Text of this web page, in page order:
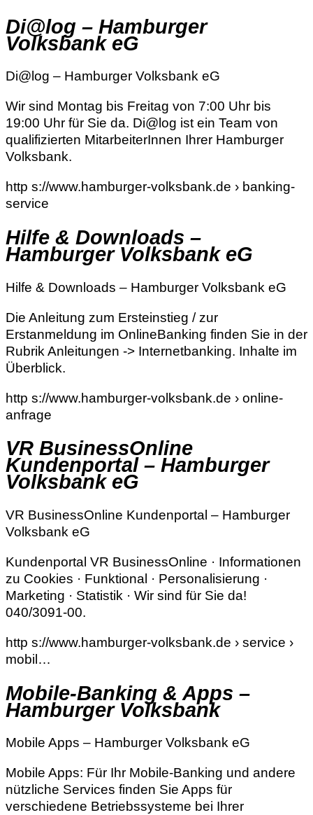
Di@log – Hamburger
Volksbank eG
Di@log – Hamburger Volksbank eG
Wir sind Montag bis Freitag von 7:00 Uhr bis
19:00 Uhr für Sie da. Di@log ist ein Team von
qualifizierten MitarbeiterInnen Ihrer Hamburger
Volksbank.
http s://www.hamburger-volksbank.de › banking-
service
Hilfe & Downloads –
Hamburger Volksbank eG
Hilfe & Downloads – Hamburger Volksbank eG
Die Anleitung zum Ersteinstieg / zur
Erstanmeldung im OnlineBanking finden Sie in der
Rubrik Anleitungen -> Internetbanking. Inhalte im
Überblick.
http s://www.hamburger-volksbank.de › online-
anfrage
VR BusinessOnline
Kundenportal – Hamburger
Volksbank eG
VR BusinessOnline Kundenportal – Hamburger
Volksbank eG
Kundenportal VR BusinessOnline · Informationen
zu Cookies · Funktional · Personalisierung ·
Marketing · Statistik · Wir sind für Sie da!
040/3091-00.
http s://www.hamburger-volksbank.de › service ›
mobil…
Mobile-Banking & Apps –
Hamburger Volksbank
Mobile Apps – Hamburger Volksbank eG
Mobile Apps: Für Ihr Mobile-Banking und andere
nützliche Services finden Sie Apps für
verschiedene Betriebssysteme bei Ihrer